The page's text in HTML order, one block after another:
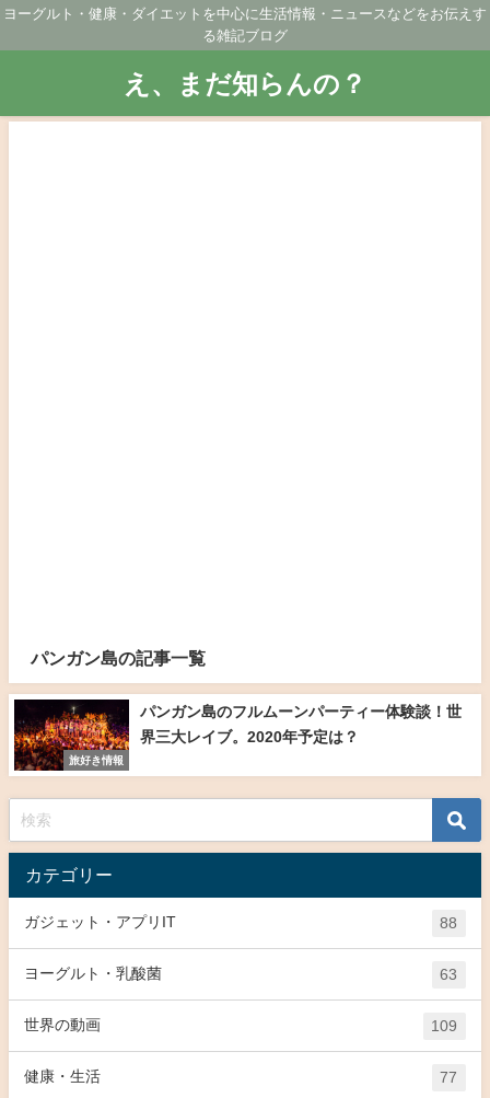
ヨーグルト・健康・ダイエットを中心に生活情報・ニュースなどをお伝えす
る雑記ブログ
え、まだ知らんの？
パンガン島の記事一覧
旅好き情報
パンガン島のフルムーンパーティー体験談！世
界三大レイブ。2020年予定は？
カテゴリー
ガジェット・アプリIT 88
ヨーグルト・乳酸菌 63
世界の動画 109
健康・生活 77